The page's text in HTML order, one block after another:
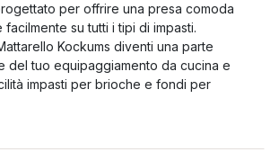
per offrire una presa comoda
su tutti i tipi di impasti.
Kockums diventi una parte
del tuo equipaggiamento da cucina e
impasti per brioche e fondi per